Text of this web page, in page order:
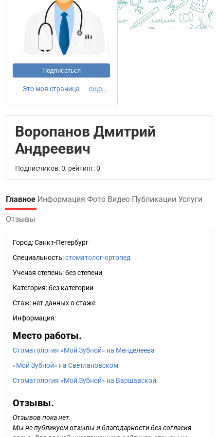
Подписаться
Это моя страница еще...
Воропанов Дмитрий
Андреевич
Подписчиков: 0, рейтинг: 0
Главное Информация Фото Видео Публикации Услуги
Отзывы
Город:Санкт-Петербург
Специальность:стоматолог-ортопед
Ученая степень:без степени
Категория:без категории
Стаж: нет данных о стаже
Информация:
Место работы.
Стоматология «Мой Зубной» на Менделеева
«Мой Зубной» на Светлановском
Стоматология «Мой Зубной» на Варшавской
Отзывы.
Отзывов пока нет.
Мы не публикуем отзывы и благодарности без согласия